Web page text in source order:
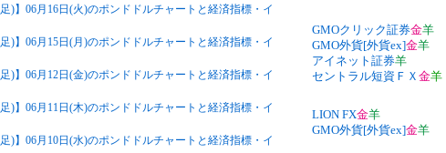
)】06月16日(火)のポンドドルチャートと経済指標・イ
)】06月15日(月)のポンドドルチャートと経済指標・イ
)】06月12日(金)のポンドドルチャートと経済指標・イ
)】06月11日(木)のポンドドルチャートと経済指標・イ
)】06月10日(水)のポンドドルチャートと経済指標・イ
GMOクリック証券金羊
GMO外貨[外貨ex]金羊
アイネット証券羊
セントラル短資ＦＸ 金羊
LION FX金羊
GMO外貨[外貨ex]金羊